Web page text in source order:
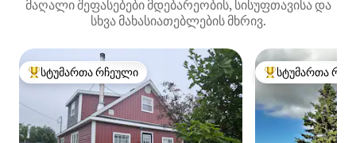
მაღალი შეფასებები მდებარეობის, სისუფთავისა და
სხვა მახასიათებლების მხრივ.
სტუმართა რჩეული მოწინავე ვარიანტი
სტუმართა რჩეული სტუმართა
სტუმართა